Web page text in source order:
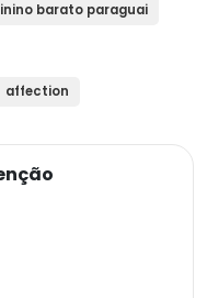
barato paraguai
affection